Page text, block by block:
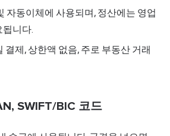
자동이체에 사용되며, 정산에는 영업
됩니다.
제, 상한액 없음, 주로 부동산 거래
SWIFT/BIC 코드